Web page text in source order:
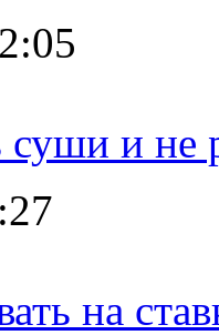
суши и не
на